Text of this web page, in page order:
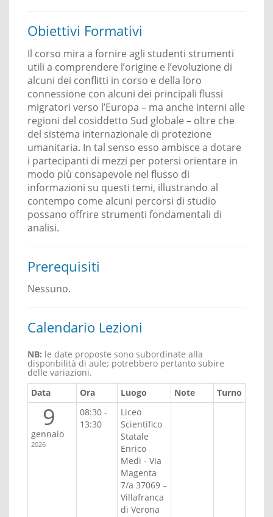
Obiettivi Formativi
Il corso mira a fornire agli studenti strumenti
utili a comprendere l’origine e l’evoluzione di
alcuni dei conflitti in corso e della loro
connessione con alcuni dei principali flussi
migratori verso l’Europa – ma anche interni alle
regioni del cosiddetto Sud globale – oltre che
del sistema internazionale di protezione
umanitaria. In tal senso esso ambisce a dotare
i partecipanti di mezzi per potersi orientare in
modo più consapevole nel flusso di
informazioni su questi temi, illustrando al
contempo come alcuni percorsi di studio
possano offrire strumenti fondamentali di
analisi.
Prerequisiti
Nessuno.
Calendario Lezioni
NB: le date proposte sono subordinate alla
disponbilità di aule; potrebbero pertanto subire
delle variazioni.
Data
Ora Luogo Note Turno
9
gennaio
2026
08:30 -
13:30
Liceo
Scientifico
Statale
Enrico
Medi - Via
Magenta
7/a 37069 –
Villafranca
di Verona